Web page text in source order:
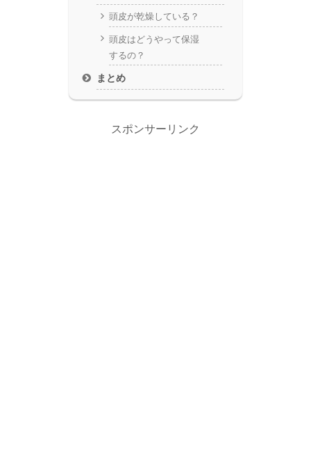
頭皮が乾燥している？
頭皮はどうやって保湿
するの？
まとめ
スポンサーリンク